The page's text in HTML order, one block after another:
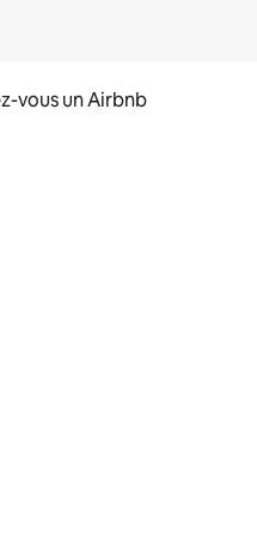
vous un Airbnb